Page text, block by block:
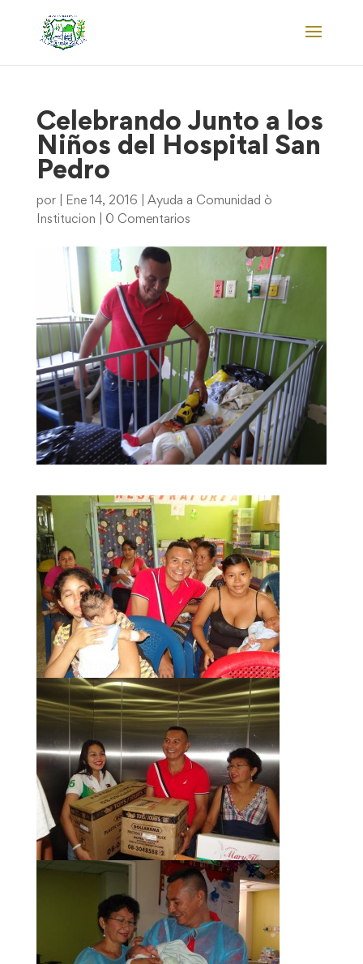
Celebrando Junto a los
Niños del Hospital San
Pedro
por Ene 14, 2016
Ayuda a Comunidad ò
Institucion
0 Comentarios